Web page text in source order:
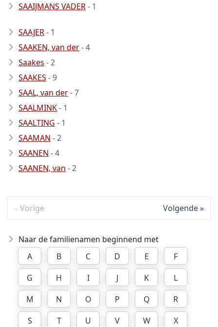
SAAIJMANS VADER- 1
SAAJER- 1
SAAKEN, van der- 4
Saakes - 2
SAAKES - 9
SAAL, van der- 7
SAALMINK- 1
SAALTING - 1
SAAMAN - 2
SAANEN - 4
SAANEN, van - 2
Vorige Volgende
Naar de familienamen beginnend met
A
B C D E
F
G
H I J K
L
M
N O P Q
R
S
T U V W
X